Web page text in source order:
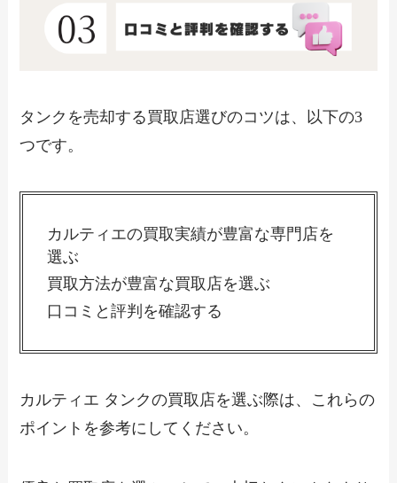
タンクを売却する買取店選びのコツは、以下の3
つです。
カルティエの買取実績が豊富な専門店を
選ぶ
買取方法が豊富な買取店を選ぶ
口コミと評判を確認する
カルティエ タンクの買取店を選ぶ際は、これらの
ポイントを参考にしてください。